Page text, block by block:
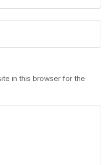
in this browser for the